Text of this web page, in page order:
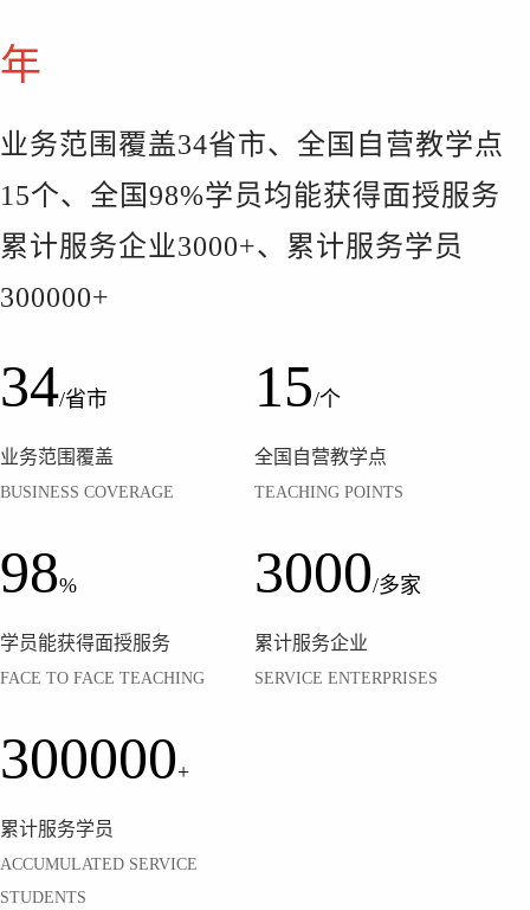
年
业务范围覆盖34省市、全国自营教学点
15个、全国98%学员均能获得面授服务
累计服务企业3000+、累计服务学员
300000+
34/省市
业务范围覆盖
BUSINESS COVERAGE
15/个
全国自营教学点
TEACHING POINTS
98%
学员能获得面授服务
FACE TO FACE TEACHING
3000/多家
累计服务企业
SERVICE ENTERPRISES
300000+
累计服务学员
ACCUMULATED SERVICE
STUDENTS